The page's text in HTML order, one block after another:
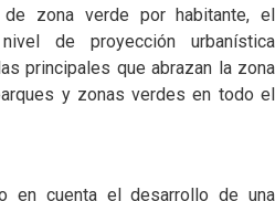
zona verde por habitante, el
de proyección urbanística
principales que abrazan la zona
y zonas verdes en todo el
en cuenta el desarrollo de una